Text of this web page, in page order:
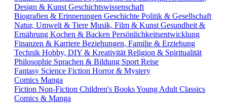
Design & Kunst Geschichtswissenschaft
Biografien & Erinnerungen Geschichte Politik & Gesellschaft
Natur, Umwelt & Tiere Musik, Film & Kunst Gesundheit &
Ernährung Kochen & Backen Persönlichkeitsentwicklung
Finanzen & Karriere Beziehungen, Familie & Erziehung
Technik Hobby, DIY & Kreativität Religion & Spiritualität
Philosophie Sprachen & Bildung Sport Reise
Fantasy Science Fiction Horror & Mystery
Comics Manga
Fiction Non-Fiction Children's BooksYoung Adult Classics
Comics & Manga